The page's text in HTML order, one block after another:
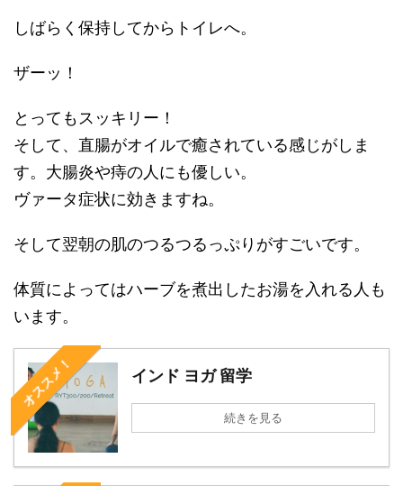
しばらく保持してからトイレへ。
ザーッ！
とってもスッキリー！
そして、直腸がオイルで癒されている感じがしま
す。大腸炎や痔の人にも優しい。
ヴァータ症状に効きますね。
そして翌朝の肌のつるつるっぷりがすごいです。
体質によってはハーブを煮出したお湯を入れる人も
います。
オススメ！ インド ヨガ 留学
続きを見る